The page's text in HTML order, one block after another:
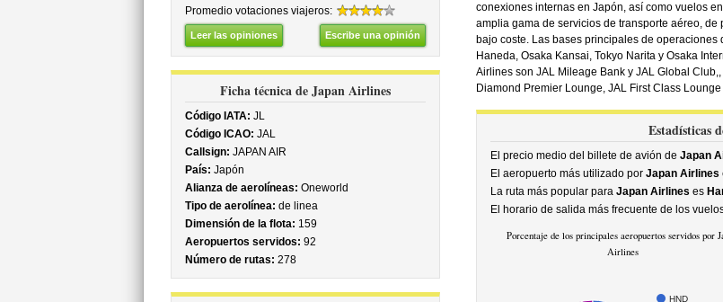
Promedio votaciones viajeros:
Leer las opiniones Escribe una opinión
Ficha técnica de Japan Airlines
Código IATA: JL
Código ICAO: JAL
Callsign: JAPAN AIR
País: Japón
Alianza de aerolíneas: Oneworld
Tipo de aerolínea: de linea
Dimensión de la flota: 159
Aeropuertos servidos: 92
Número de rutas: 278
conexiones internas en Japón, así como vuelos
amplia gama de servicios de transporte aéreo,
bajo coste. Las bases principales de
Haneda, Osaka Kansai, Tokyo Narita y Osaka
Airlines son JAL Mileage Bank y JAL Global
Diamond Premier Lounge, JAL First Class
Estadísticas
El precio medio del billete de avión de Japan
El aeropuerto más utilizado por Japan Airlines
La ruta más popular para Japan Airlines es
El horario de salida más frecuente de los
Porcentaje de los principales aeropuertos servidos por
Airlines
HND